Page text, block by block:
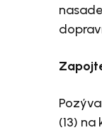
(13) na